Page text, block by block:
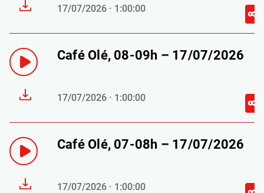
17/07/2026 · 1:00:00
Café Olé, 08-09h – 17/07/2026
17/07/2026 · 1:00:00
Café Olé, 07-08h – 17/07/2026
17/07/2026 · 1:00:00